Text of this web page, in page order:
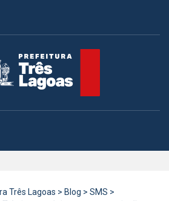
Três Lagoas > Blog > SMS >